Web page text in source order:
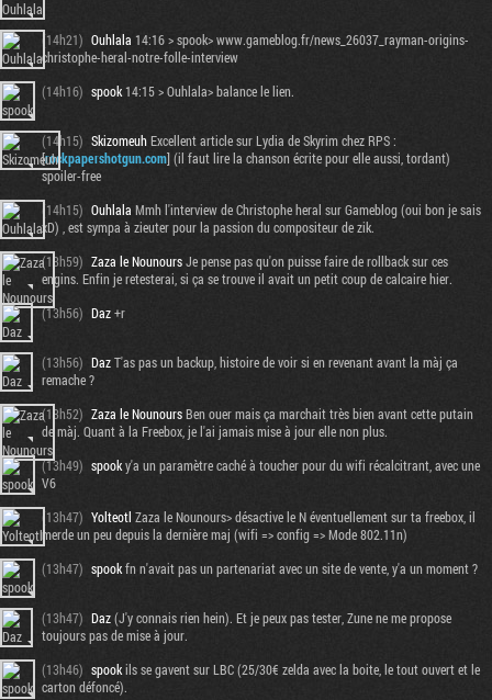
(14h21) Ouhlala 14:16 > spook> www.gameblog.fr/news_26037_rayman-origins-
christophe-heral-notre-folle-interview
(14h16) spook14:15 > Ouhlala> balance le lien.
(14h15) SkizomeuhExcellent article sur Lydia de Skyrim chez RPS :
[rockpapershotgun.com] (il faut lire la chanson écrite pour elle aussi, tordant)
spoiler-free
(14h15) Ouhlala Mmh l'interview de Christophe heral sur Gameblog (oui bon je sais
xD) , est sympa à zieuter pour la passion du compositeur de zik.
(13h59) Zaza le NounoursJe pense pas qu'on puisse faire de rollback sur ces
engins. Enfin je retesterai, si ça se trouve il avait un petit coup de calcaire hier.
(13h56) Daz+r
(13h56) DazT'as pas un backup, histoire de voir si en revenant avant la màj ça
remache ?
(13h52) Zaza le NounoursBen ouer mais ça marchait très bien avant cette putain
de màj. Quant à la Freebox, je l'ai jamais mise à jour elle non plus.
(13h49) spooky'a un paramètre caché à toucher pour du wifi récalcitrant, avec une
V6
(13h47) Yolteotl Zaza le Nounours> désactive le N éventuellement sur ta freebox, il
merde un peu depuis la dernière maj (wifi => config => Mode 802.11n)
(13h47) spookfn n'avait pas un partenariat avec un site de vente, y'a un moment ?
(13h47) Daz(J'y connais rien hein). Et je peux pas tester, Zune ne me propose
toujours pas de mise à jour.
(13h46) spookils se gavent sur LBC (25/30€ zelda avec la boite, le tout ouvert et le
carton défoncé).